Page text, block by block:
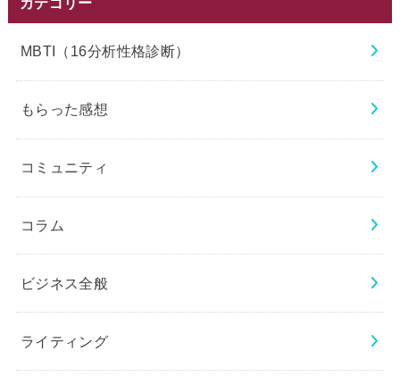
MBTI（16分析性格診断）
もらった感想
コミュニティ
コラム
ビジネス全般
ライティング